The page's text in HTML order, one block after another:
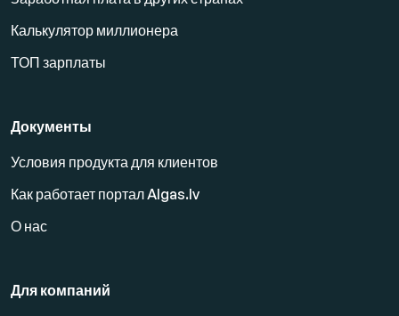
Калькулятор миллионера
ТОП зарплаты
Документы
Условия продукта для клиентов
Как работает портал Algas.lv
О нас
Для компаний